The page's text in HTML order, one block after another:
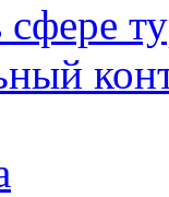
сфере